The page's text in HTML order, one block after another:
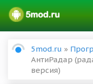
5mod.ru »
АнтиРадар
версия)